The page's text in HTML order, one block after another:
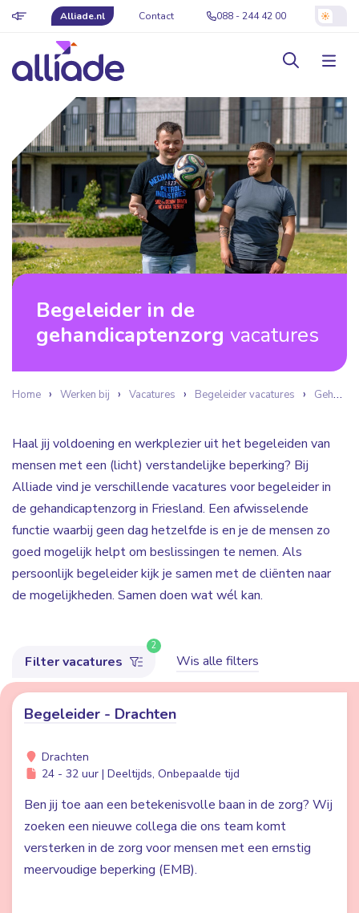
Alliade.nl Contact 088 - 244 42 00
Begeleider in de
gehandicaptenzorg vacatures
Home Werken bij Vacatures Begeleider vacatures Gehandicaptenzorg
Haal jij voldoening en werkplezier uit het begeleiden van
mensen met een (licht) verstandelijke beperking? Bij
Alliade vind je verschillende vacatures voor begeleider in
de gehandicaptenzorg in Friesland. Een afwisselende
functie waarbij geen dag hetzelfde is en je de mensen zo
goed mogelijk helpt om beslissingen te nemen. Als
persoonlijk begeleider kijk je samen met de cliënten naar
de mogelijkheden. Samen doen wat wél kan.
Filter vacatures
2
Wis alle filters
Begeleider - Drachten
Drachten
24 - 32 uur | Deeltijds, Onbepaalde tijd
Ben jij toe aan een betekenisvolle baan in de zorg? Wij
zoeken een nieuwe collega die ons team komt
versterken in de zorg voor mensen met een ernstig
meervoudige beperking (EMB).